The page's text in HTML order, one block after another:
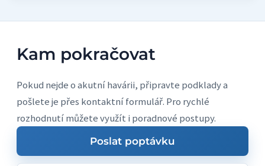
Kam pokračovat
Pokud nejde o akutní havárii, připravte podklady a
pošlete je přes kontaktní formulář. Pro rychlé
rozhodnutí můžete využít i poradnové postupy.
Poslat poptávku